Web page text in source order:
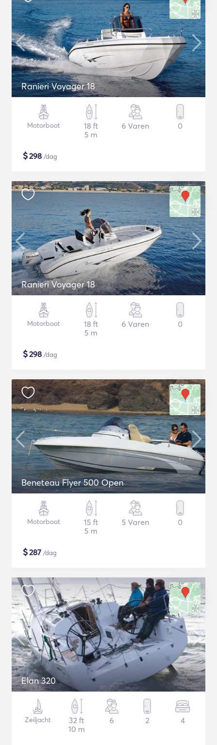
Ranieri Voyager 18
Motorboot
18 ft
5 m
6 Varen 0
$298 /dag
Ranieri Voyager 18
Motorboot
18 ft
5 m
6 Varen 0
$298 /dag
Beneteau Flyer 500 Open
Motorboot
15 ft
5 m
5 Varen 0
$287 /dag
Elan 320
Zeiljacht
32 ft
10 m
6 2 4